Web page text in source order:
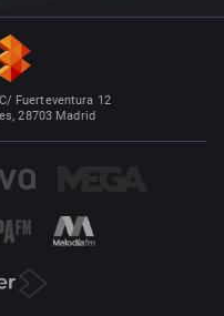
Fuerteventura 12
28703 Madrid